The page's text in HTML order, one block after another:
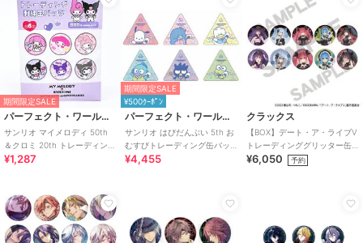
期間限定SALE
パーフェクト・ワールド・トーキョー
サンリオ マイメロディ 50th
＆クロミ 20th トレーディング
¥1,287
期間限定SALE
¥500ｸｰﾎﾟﾝ
パーフェクト・ワールド・トーキョー
サンリオ はぴだんぶい 5th お
むすびトレーディング缶バッ
ジ 全6種コンプリートセット
¥4,455
クラックス
【BOX】デート・ア・ライブV
トレーディンググリッター缶
バッジ ゴシックドール
¥6,050 予約